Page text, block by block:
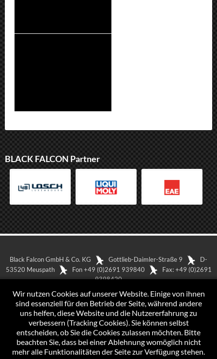
BLACK FALCON Partner
Black Falcon GmbH & Co. KG Gottlieb-Daimler-Straße 9
D-
53520 Meuspath
Fon +49 (0)2691 939840
Fax: +49 (0)2691
9398420
Datenschutzerklärung
Wir nutzen Cookies auf unserer Website. Einige von ihnen
sind essenziell für den Betrieb der Seite, während andere
uns helfen, diese Website und die Nutzererfahrung zu
verbessern (Tracking Cookies). Sie können selbst
entscheiden, ob Sie die Cookies zulassen möchten. Bitte
beachten Sie, dass bei einer Ablehnung womöglich nicht
mehr alle Funktionalitäten der Seite zur Verfügung stehen.